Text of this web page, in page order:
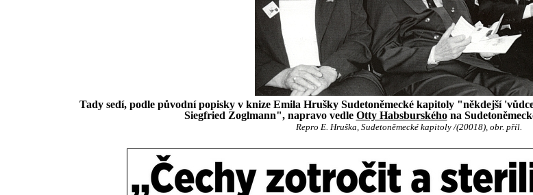
Tady sedí, podle původní popisky v knize Emila Hrušky Sudetoněmecké kapitoly "někdejší
Siegfried Zoglmann", napravo vedle Otty Habsburskéhona
Repro E. Hruška, Sudetoněmecké kapitoly /(20018), obr. příl.